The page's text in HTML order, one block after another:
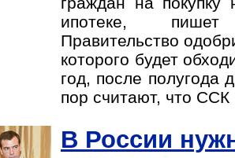
ипотеке,
Правительство
которого будет
год, после полугода
пор считают, что
В России